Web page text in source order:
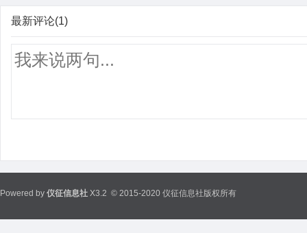
最新评论(1)
Powered by 仪征信息社 X3.2 © 2015-2020 仪征信息社版权所有